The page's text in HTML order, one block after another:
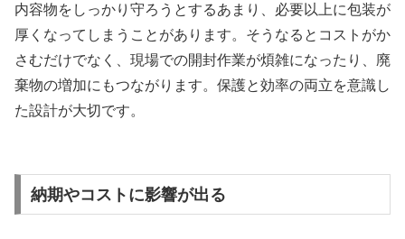
内容物をしっかり守ろうとするあまり、必要以上に包装が
厚くなってしまうことがあります。そうなるとコストがか
さむだけでなく、現場での開封作業が煩雑になったり、廃
棄物の増加にもつながります。保護と効率の両立を意識し
た設計が大切です。
納期やコストに影響が出る